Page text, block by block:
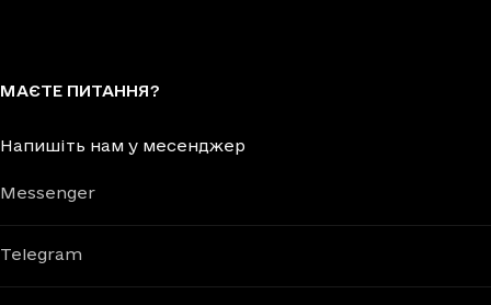
МАЄТЕ ПИТАННЯ?
Напишіть нам у месенджер
Messenger
Telegram